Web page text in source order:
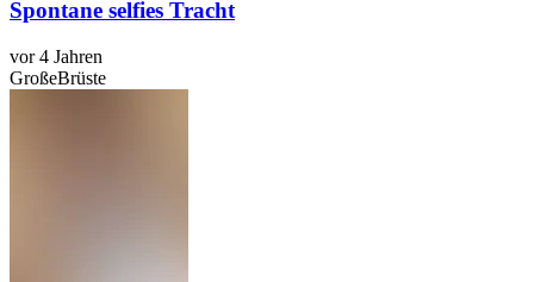
Spontane selfies Tracht
vor 4 Jahren
GroßeBrüste